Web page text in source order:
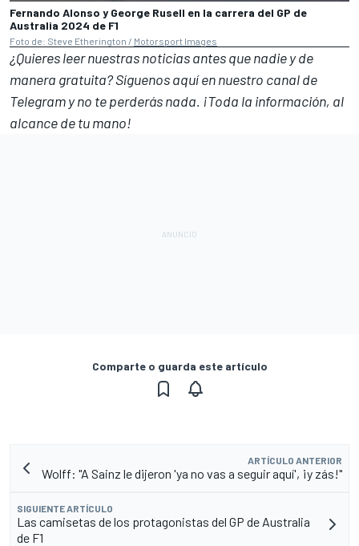
Fernando Alonso y George Rusell en la carrera del GP de
Australia 2024 de F1
Foto de: Steve Etherington / Motorsport Images
¿Quieres leer nuestras noticias antes que nadie y de
manera gratuita? Síguenosaquí en nuestro canal de
Telegramy no te perderás nada. ¡Toda la información, al
alcance de tu mano!
Comparte o guarda este artículo
ARTÍCULO ANTERIOR
Wolff: "A Sainz le dijeron 'ya no vas a seguir aquí', ¡y zás!"
SIGUIENTE ARTÍCULO
Las camisetas de los protagonistas del GP de Australia
de F1